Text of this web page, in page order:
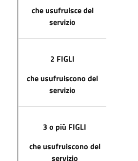
che usufruisce del
servizio
2 FIGLI
che usufruiscono del
servizio
3 o più FIGLI
che usufruiscono del
servizio